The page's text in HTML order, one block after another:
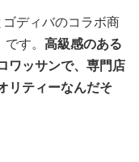
ディバのコラボ商
す。 高級感のある
ワッサンで、専門店
リティーなんだそ